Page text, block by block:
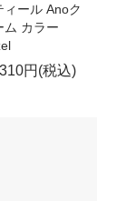
ィール Anoク
ム カラー
円(税込)